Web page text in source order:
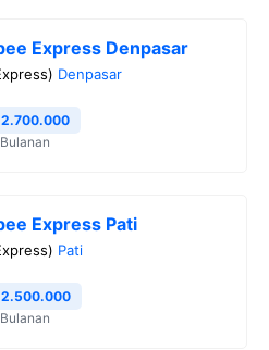
Express Denpasar
Denpasar
2.700.000
Bulanan
Express Pati
Pati
2.500.000
Bulanan